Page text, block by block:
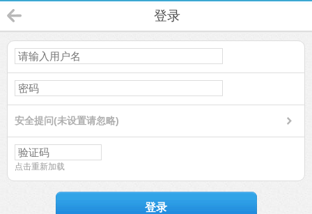
登录
安全提问(未设置请忽略)
点击重新加载
登录